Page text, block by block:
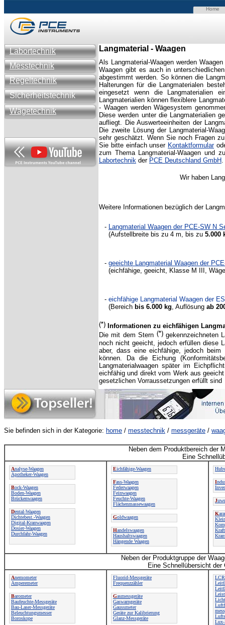
Home
Labortechnik
Messtechnik
Regeltechnik
Sicherheitstechnik
Wägetechnik
Langmaterial - Waagen
Als Langmaterial-Waagen werden
Waagen gibt es auch in
abgestimmt werden. So können die
Halterungen für die Langmaterialen
eingesetzt wenn die Langmaterialien
Langmaterialien können flexiblere
- Waagen werden Wägesystem
Diese werden unter die Langmaterialien
aufliegt. Die Auswerteeinheiten der
Die zweite Lösung der Langmaterial-
sehr geschätzt. Wenn Sie noch Fragen
Sie bitte einfach unser Kontaktformular
zum Thema Langmaterial-Waagen und
Labortechnik der PCE Deutschland GmbH.
Wir haben
Weitere Informationen bezüglich der
- Langmaterial Waagen der PCE-SW N
(Aufstellbreite bis zu 4 m, bis zu 5.000
- geeichte Langmaterial Waagen der
(eichfähige, geeicht, Klasse M III,
- eichfähige Langmaterial Waagen der
(Bereich bis 6.000 kg, Auflösung ab
Informationen zu eichfähigen
Die mit dem Stern
gekennzeichneten
noch nicht geeicht, jedoch erfüllen diese
aber, dass eine eichfähige, jedoch beim
können. Da die Eichung
Langmaterialwaagen später im
eichfähig und direkt vom Werk aus
gesetzlichen Vorraussetzungen erfüllt sind
Sie befinden sich in der Kategorie: home / messtechnik / messgeräte /
Neben dem Produktbereich der
Eine
Analyse-Waagen
Apotheker-Waagen
Bock-Waagen
Boden-Waagen
Brückenwaagen
Dental-Waagen
Dichtebest.-Waagen
Digital-Kranwaagen
Dosier-Waagen
Durchfahr-Waagen
Eichfähige-Waagen
Fass-Waagen
Federwaagen
Feinwaagen
Feuchte-Waagen
Flächenmassewaagen
Goldwaagen
Handelswaagen
Haushaltswaagen
Hängende Waagen
I
J
K
Neben der Produktgruppe der
Eine Schnellübersicht
Anemometer
Amperemeter
Barometer
Baufeuchte-Messgeräte
Bau-Laser-Messgeräte
Beleuchtungsmesser
Boroskope
Fluorid-Messgeräte
Frequenzzähler
Gasmessgeräte
Gaswarngeräte
Gaussmeter
Geräte zur Kalibrierung
Glanz-Messgeräte
Lux-